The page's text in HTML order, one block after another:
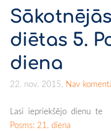
diētas 5.
diena
22. nov. 2015, Nav
Lasi iepriekšējo dienu te
Posms: 21. diena